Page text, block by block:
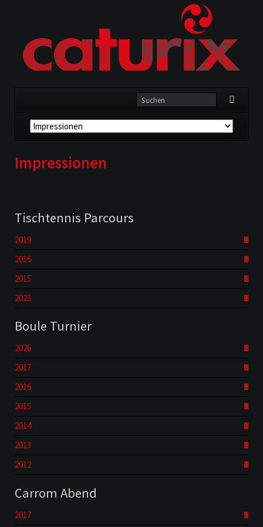
Navigation
überspringen
Impressionen
Tischtennis Parcours
2019
2016
2015
2023
Boule Turnier
2026
2017
2016
2015
2014
2013
2012
Carrom Abend
2017